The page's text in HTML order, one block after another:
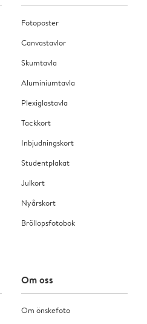
Fotoposter
Canvastavlor
Skumtavla
Aluminiumtavla
Plexiglastavla
Tackkort
Inbjudningskort
Studentplakat
Julkort
Nyårskort
Bröllopsfotobok
Om oss
Om önskefoto